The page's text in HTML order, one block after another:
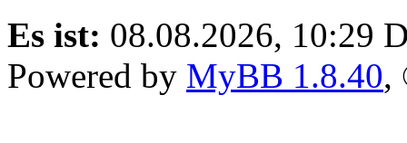
Es ist: 08.08.2026, 10:29
Powered by MyBB 1.8.40,